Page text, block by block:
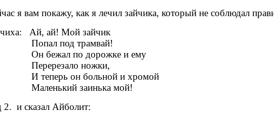
я вам покажу, как я лечил зайчика, который не соблюдал
Ай, ай! Мой зайчик
под трамвай!
бежал по дорожке и ему
ножки,
он больной и хромой
заинька мой!
2. и сказал Айболит: